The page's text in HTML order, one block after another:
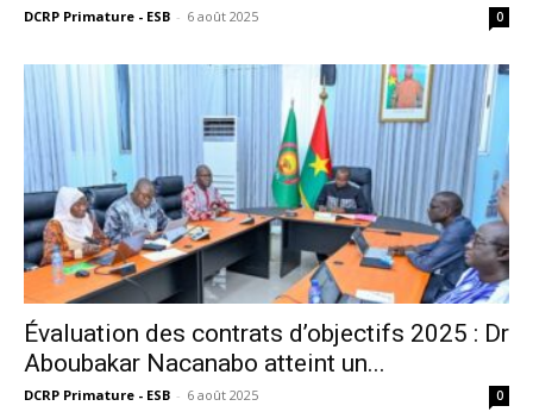
DCRP Primature - ESB - 6 août 2025 0
Évaluation des contrats d’objectifs 2025 : Dr
Aboubakar Nacanabo atteint un...
DCRP Primature - ESB - 6 août 2025 0